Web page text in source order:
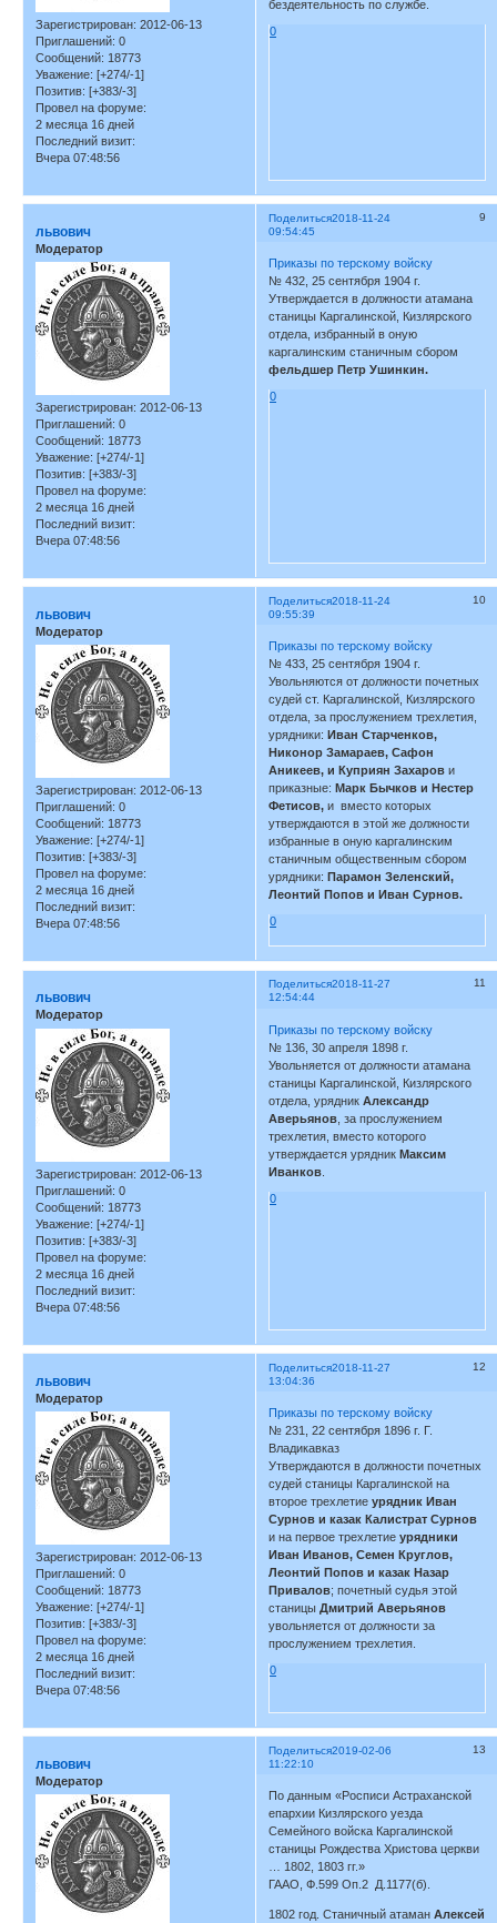
Зарегистрирован: 2012-06-13
Приглашений: 0
Сообщений: 18773
Уважение: [+274/-1]
Позитив: [+383/-3]
Провел на форуме:
2 месяца 16 дней
Последний визит:
Вчера 07:48:56
бездеятельность по службе.
0
Поделиться 9
2018-11-24
09:54:45
львович
Модератор
Зарегистрирован: 2012-06-13
Приглашений: 0
Сообщений: 18773
Уважение: [+274/-1]
Позитив: [+383/-3]
Провел на форуме:
2 месяца 16 дней
Последний визит:
Вчера 07:48:56
Приказы по терскому войску
№ 432, 25 сентября 1904 г.
Утверждается в должности атамана
станицы Каргалинской, Кизлярского
отдела, избранный в оную
каргалинским станичным сбором
фельдшер Петр Ушинкин.
0
Поделиться 10
2018-11-24
09:55:39
львович
Модератор
Зарегистрирован: 2012-06-13
Приглашений: 0
Сообщений: 18773
Уважение: [+274/-1]
Позитив: [+383/-3]
Провел на форуме:
2 месяца 16 дней
Последний визит:
Вчера 07:48:56
Приказы по терскому войску
№ 433, 25 сентября 1904 г.
Увольняются от должности почетных
судей ст. Каргалинской, Кизлярского
отдела, за прослужением трехлетия,
урядники: Иван Старченков,
Никонор Замараев, Сафон
Аникеев, и Куприян Захарови
приказные: Марк Бычков и Нестер
Фетисов, и вместо которых
утверждаются в этой же должности
избранные в оную каргалинским
станичным общественным сбором
урядники: Парамон Зеленский,
Леонтий Попов и Иван Сурнов.
0
Поделиться 11
2018-11-27
12:54:44
львович
Модератор
Зарегистрирован: 2012-06-13
Приглашений: 0
Сообщений: 18773
Уважение: [+274/-1]
Позитив: [+383/-3]
Провел на форуме:
2 месяца 16 дней
Последний визит:
Вчера 07:48:56
Приказы по терскому войску
№ 136, 30 апреля 1898 г.
Увольняется от должности атамана
станицы Каргалинской, Кизлярского
отдела, урядникАлександр
Аверьянов , за прослужением
трехлетия, вместо которого
утверждается урядникМаксим
Иванков
0
Поделиться 12
2018-11-27
13:04:36
львович
Модератор
Зарегистрирован: 2012-06-13
Приглашений: 0
Сообщений: 18773
Уважение: [+274/-1]
Позитив: [+383/-3]
Провел на форуме:
2 месяца 16 дней
Последний визит:
Вчера 07:48:56
Приказы по терскому войску
№ 231, 22 сентября 1896 г. Г.
Владикавказ
Утверждаются в должности почетных
судей станицы Каргалинской на
второе трехлетиеурядник Иван
Сурнов и казак Калистрат Сурнов
и на первое трехлетиеурядники
Иван Иванов, Семен Круглов,
Леонтий Попов и казак Назар
Привалов; почетный судья этой
станицыДмитрий Аверьянов
увольняется от должности за
прослужением трехлетия.
0
Поделиться 13
2019-02-06
11:22:10
львович
Модератор
По данным «Росписи Астраханской
епархии Кизлярского уезда
Семейного войска Каргалинской
станицы Рождества Христова церкви
… 1802, 1803 гг.»
ГААО, Ф.599 Оп.2 Д.1177(б).
1802 год. Станичный атаманАлексей